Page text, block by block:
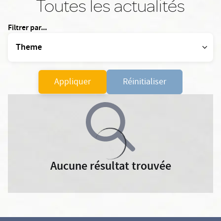
Toutes les actualités
Filtrer par...
Appliquer Réinitialiser
Aucune résultat trouvée